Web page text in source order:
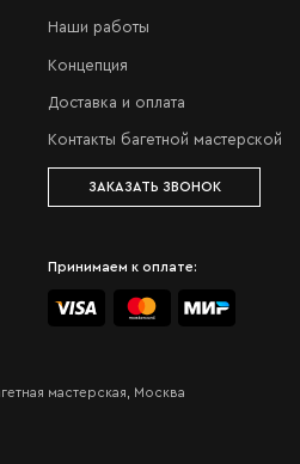
Наши работы
Концепция
Доставка и оплата
Контакты багетной мастерской
ЗАКАЗАТЬ ЗВОНОК
Принимаем к оплате:
мастерская, Москва